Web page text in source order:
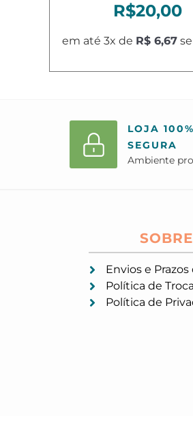
R$20,00
em até 3x de R$ 6,67
LOJA 100%
SEGURA
Ambiente
Envios e
Política de
Política de